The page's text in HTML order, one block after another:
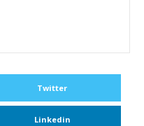
Twitter
Linkedin